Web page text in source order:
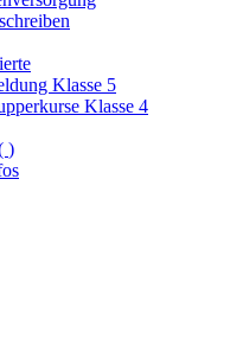
Klasse 5
Klasse 4
)